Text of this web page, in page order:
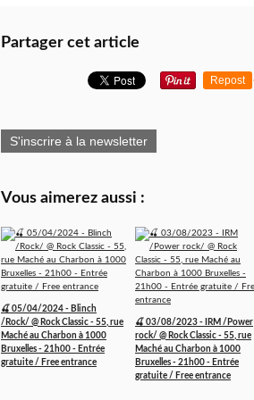
Partager cet article
Repost
S'inscrire à la newsletter
Vous aimerez aussi :
🍒 05/04/2024 - Blinch
/Rock/ @ Rock Classic - 55, rue
Maché au Charbon à 1000
Bruxelles - 21h00 - Entrée
gratuite / Free entrance
🍒 03/08/2023 - IRM /Power
rock/ @ Rock Classic - 55, rue
Maché au Charbon à 1000
Bruxelles - 21h00 - Entrée
gratuite / Free entrance